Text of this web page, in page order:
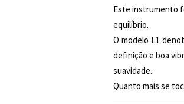
Este instrumento
equilíbrio.
O modelo L1
definição e boa
suavidade.
Quanto mais se